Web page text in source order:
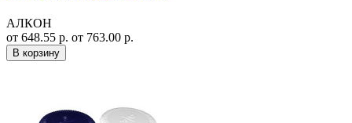
АЛКОН
от 648.55 р. от 763.00 р.
В корзину